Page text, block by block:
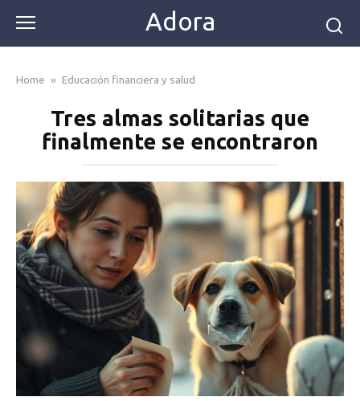
content
Adora
Home » Educación financiera y salud
Tres almas solitarias que
finalmente se encontraron